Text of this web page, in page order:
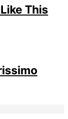
This